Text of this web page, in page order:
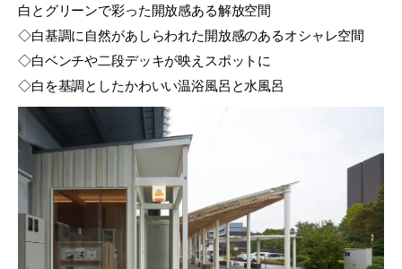
白とグリーンで彩った開放感ある解放空間
◇白基調に自然があしらわれた開放感のあるオシャレ空間
◇白ベンチや二段デッキが映えスポットに
◇白を基調としたかわいい温浴風呂と水風呂